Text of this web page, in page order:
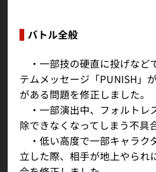
バトル全般
・一部技の硬直に投げなど
テムメッセージ「PUNISH」
がある問題を修正しました。
・一部演出中、フォルトレ
除できなくなってしまう不具
・低い高度で一部キャラク
立した際、相手が地上やられ